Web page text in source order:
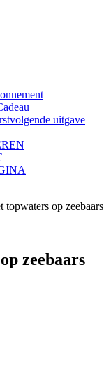
uitgave
topwaters op zeebaars
zeebaars